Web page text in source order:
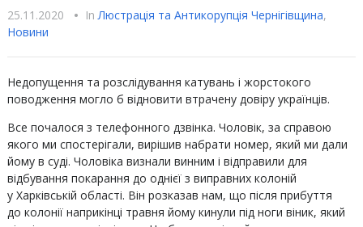
25.11.2020 • InЛюстрацiя та Антикорупцiя Чернігівщина,
Новини
Недопущення та розслідування катувань і жорстокого
поводження могло б відновити втрачену довіру українців.
Все почалося з телефонного дзвінка. Чоловік, за справою
якого ми спостерігали, вирішив набрати номер, який ми дали
йому в суді. Чоловіка визнали винним і відправили для
відбування покарання до однієї з виправних колоній
у Харківській області. Він розказав нам, що після прибуття
до колонії наприкінці травня йому кинули під ноги віник, який